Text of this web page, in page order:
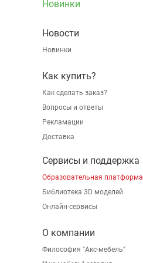
Новинки
Новости
Новинки
Как купить?
Как сделать заказ?
Вопросы и ответы
Рекламации
Доставка
Сервисы и поддержка
Образовательная платформа
Библиотека 3D моделей
Онлайн-сервисы
О компании
Философия "Акс-мебель"